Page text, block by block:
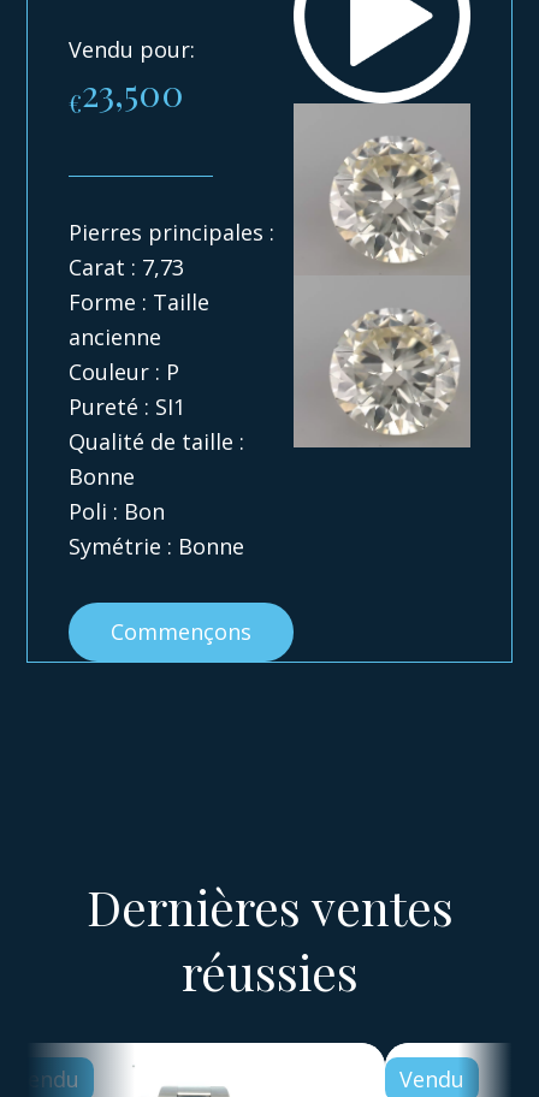
Vendu pour:
€23,500
Pierres principales :
Carat : 7,73
Forme : Taille
ancienne
Couleur : P
Pureté : SI1
Qualité de taille :
Bonne
Poli : Bon
Symétrie : Bonne
Commençons
Dernières ventes
réussies
Vendu Vendu